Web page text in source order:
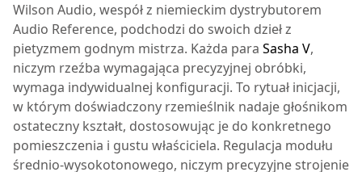
Wilson Audio, wespół z niemieckim dystrybutorem
Audio Reference, podchodzi do swoich dzieł z
pietyzmem godnym mistrza. Każda para Sasha V,
niczym rzeźba wymagająca precyzyjnej obróbki,
wymaga indywidualnej konfiguracji. To rytuał inicjacji,
w którym doświadczony rzemieślnik nadaje głośnikom
ostateczny kształt, dostosowując je do konkretnego
pomieszczenia i gustu właściciela. Regulacja modułu
średnio-wysokotonowego, niczym precyzyjne strojenie